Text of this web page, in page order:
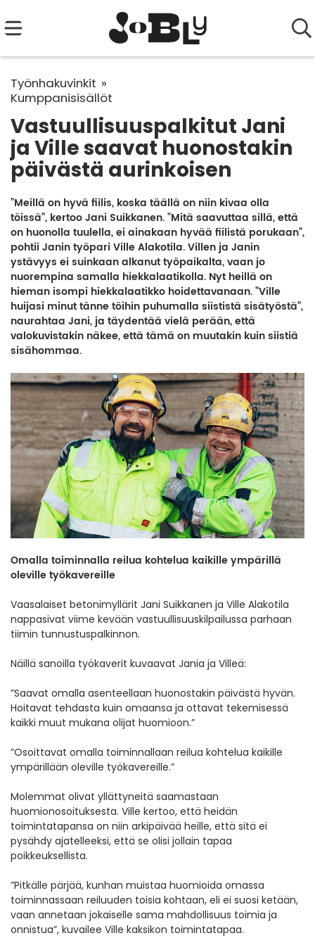
Työnhakuvinkit
Kumppanisisällöt
Vastuullisuuspalkitut Jani
ja Ville saavat huonostakin
päivästä aurinkoisen
”Meillä on hyvä fiilis, koska täällä on niin kivaa olla
töissä”, kertoo Jani Suikkanen. ”Mitä saavuttaa sillä, että
on huonolla tuulella, ei ainakaan hyvää fiilistä porukaan”,
pohtii Janin työpari Ville Alakotila. Villen ja Janin
ystävyys ei suinkaan alkanut työpaikalta, vaan jo
nuorempina samalla hiekkalaatikolla. Nyt heillä on
hieman isompi hiekkalaatikko hoidettavanaan. ”Ville
huijasi minut tänne töihin puhumalla siististä sisätyöstä”,
naurahtaa Jani, ja täydentää vielä perään, että
valokuvistakin näkee, että tämä on muutakin kuin siistiä
sisähommaa.
Omalla toiminnalla reilua kohtelua kaikille ympärillä
oleville työkavereille
Vaasalaiset betonimyllärit Jani Suikkanen ja Ville Alakotila
nappasivat viime kevään vastuullisuuskilpailussa parhaan
tiimin tunnustuspalkinnon.
Näillä sanoilla työkaverit kuvaavat Jania ja Villeä:
”Saavat omalla asenteellaan huonostakin päivästä hyvän.
Hoitavat tehdasta kuin omaansa ja ottavat tekemisessä
kaikki muut mukana olijat huomioon.”
”Osoittavat omalla toiminnallaan reilua kohtelua kaikille
ympärillään oleville työkavereille.”
Molemmat olivat yllättyneitä saamastaan
huomionosoituksesta. Ville kertoo, että heidän
toimintatapansa on niin arkipäivää heille, että sitä ei
pysähdy ajatelleeksi, että se olisi jollain tapaa
poikkeuksellista.
”Pitkälle pärjää, kunhan muistaa huomioida omassa
toiminnassaan reiluuden toisia kohtaan, eli ei suosi ketään,
vaan annetaan jokaiselle sama mahdollisuus toimia ja
onnistua”, kuvailee Ville kaksikon toimintatapaa.